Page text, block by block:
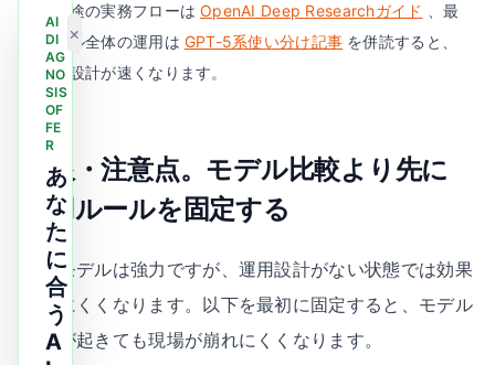
調査用途の実務フローは OpenAI Deep Researchガイド
、最
新モデル全体の運用は GPT-5系使い分け記事 を併読すると、
チーム設計が速くなります。
制限・注意点。モデル比較より先に
運用ルールを固定する
推論モデルは強力ですが、運用設計がない状態では効果
が出にくくなります。以下を最初に固定すると、モデル
変更が起きても現場が崩れにくくなります。
AI
DI
AG
NO
SIS
OF
FE
R
あ
な
た
に
合
う
A
×